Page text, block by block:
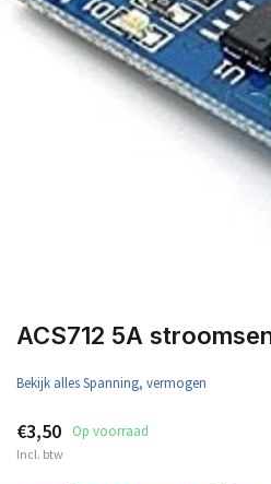
ACS712 5A
Bekijk alles Spanning, vermogen
€3,50 Op voorraad
Incl. btw